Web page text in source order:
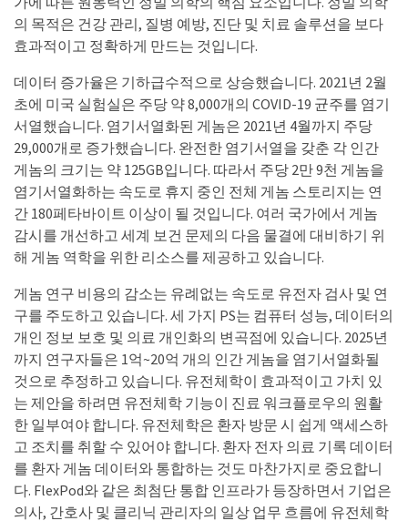
의 목적은 건강 관리, 질병 예방, 진단 및 치료 솔루션을 보다
효과적이고 정확하게 만드는 것입니다.
데이터 증가율은 기하급수적으로 상승했습니다. 2021년 2월
초에 미국 실험실은 주당 약 8,000개의 COVID-19 균주를 염기
서열했습니다. 염기서열화된 게놈은 2021년 4월까지 주당
29,000개로 증가했습니다. 완전한 염기서열을 갖춘 각 인간
게놈의 크기는 약 125GB입니다. 따라서 주당 2만 9천 게놈을
염기서열화하는 속도로 휴지 중인 전체 게놈 스토리지는 연
간 180페타바이트 이상이 될 것입니다. 여러 국가에서 게놈
감시를 개선하고 세계 보건 문제의 다음 물결에 대비하기 위
해 게놈 역학을 위한 리소스를 제공하고 있습니다.
게놈 연구 비용의 감소는 유례없는 속도로 유전자 검사 및 연
구를 주도하고 있습니다. 세 가지 PS는 컴퓨터 성능, 데이터의
개인 정보 보호 및 의료 개인화의 변곡점에 있습니다. 2025년
까지 연구자들은 1억~20억 개의 인간 게놈을 염기서열화될
것으로 추정하고 있습니다. 유전체학이 효과적이고 가치 있
는 제안을 하려면 유전체학 기능이 진료 워크플로우의 원활
한 일부여야 합니다. 유전체학은 환자 방문 시 쉽게 액세스하
고 조치를 취할 수 있어야 합니다. 환자 전자 의료 기록 데이터
를 환자 게놈 데이터와 통합하는 것도 마찬가지로 중요합니
다. FlexPod와 같은 최첨단 통합 인프라가 등장하면서 기업은
의사, 간호사 및 클리닉 관리자의 일상 업무 흐름에 유전체학